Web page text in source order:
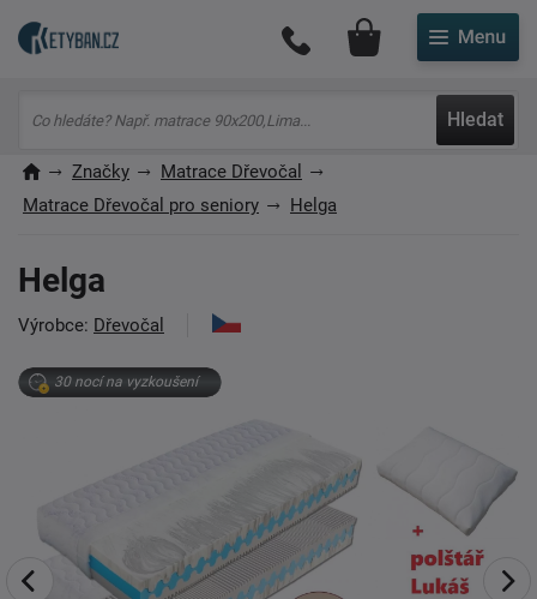
Hledat
Můj účet
Značky
Matrace Dřevočal
Matrace Dřevočal pro seniory
Helga
Helga
Výrobce: Dřevočal
30 nocí na vyzkoušení